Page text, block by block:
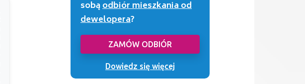
sobąodbiór mieszkania od
dewelopera?
ZAMÓW ODBIÓR
Dowiedz się więcej